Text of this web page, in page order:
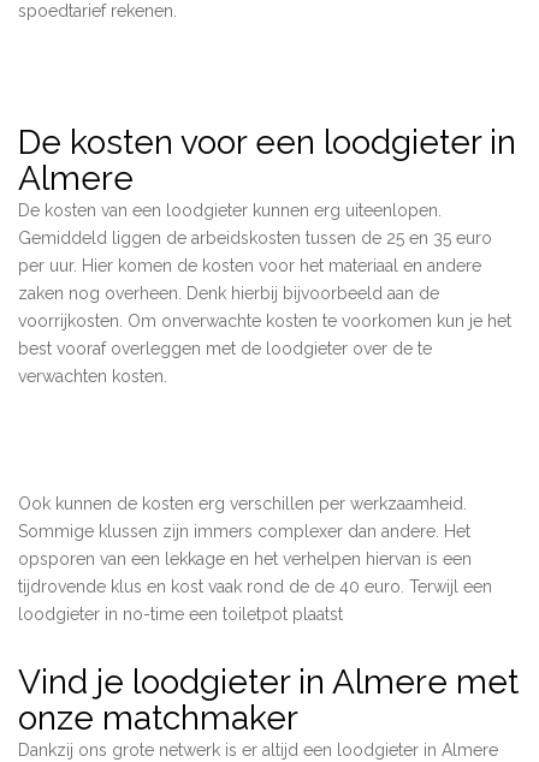
spoedtarief rekenen.
De kosten voor een loodgieter in
Almere
De kosten van een loodgieter kunnen erg uiteenlopen.
Gemiddeld liggen de arbeidskosten tussen de 25 en 35 euro
per uur. Hier komen de kosten voor het materiaal en andere
zaken nog overheen. Denk hierbij bijvoorbeeld aan de
voorrijkosten. Om onverwachte kosten te voorkomen kun je het
best vooraf overleggen met de loodgieter over de te
verwachten kosten.
Ook kunnen de kosten erg verschillen per werkzaamheid.
Sommige klussen zijn immers complexer dan andere. Het
opsporen van een lekkage en het verhelpen hiervan is een
tijdrovende klus en kost vaak rond de de 40 euro. Terwijl een
loodgieter in no-time een toiletpot plaatst
Vind je loodgieter in Almere met
onze matchmaker
Dankzij ons grote netwerk is er altijd een loodgieter in Almere